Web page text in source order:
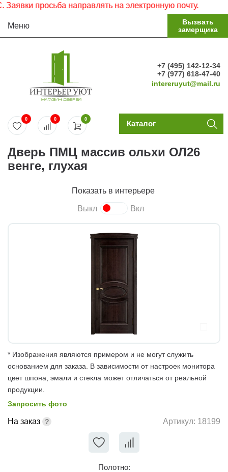
направлять на электронную почту.
Меню
Вызвать
замерщика
+7 (495) 142-12-34
+7 (977) 618-47-40
intereruyut@mail.ru
0
0 0 Каталог
Дверь ПМЦ массив ольхи ОЛ26
венге, глухая
Показать в интерьере
Выкл Вкл
* Изображения являются примером и не могут служить
основанием для заказа. В зависимости от настроек монитора
цвет шпона, эмали и стекла может отличаться от реальной
продукции.
Запросить фото
На заказ Артикул: 18199
Полотно: